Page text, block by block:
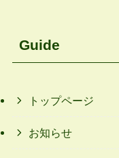
Guide
トップページ
お知らせ